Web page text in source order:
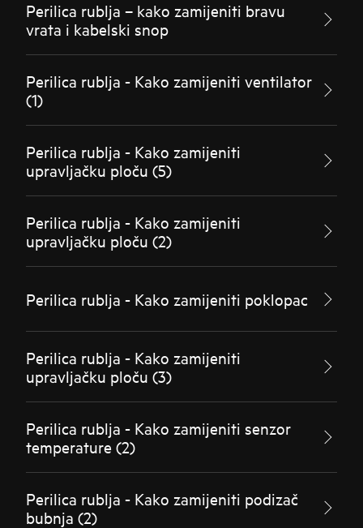
Perilica rublja – kako zamijeniti bravu
vrata i kabelski snop
Perilica rublja - Kako zamijeniti ventilator
(1)
Perilica rublja - Kako zamijeniti
upravljačku ploču (5)
Perilica rublja - Kako zamijeniti
upravljačku ploču (2)
Perilica rublja - Kako zamijeniti poklopac
Perilica rublja - Kako zamijeniti
upravljačku ploču (3)
Perilica rublja - Kako zamijeniti senzor
temperature (2)
Perilica rublja - Kako zamijeniti podizač
bubnja (2)